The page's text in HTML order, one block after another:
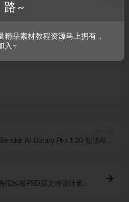
于互联网，仅供参考学习使用，若
系我们处理。
AI Library Pro 1.20 智能AI根
报模板PSD源文件设计素
路~
精品素材教程资源马上拥有，
入~